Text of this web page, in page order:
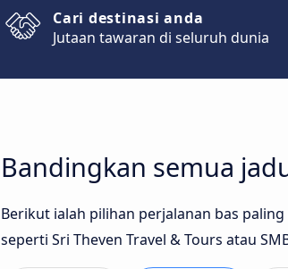
Cari destinasi anda
Jutaan tawaran di seluruh dunia
Bandingkan semua
Berikut ialah pilihan perjalanan bas
seperti Sri Theven Travel & Tours atau